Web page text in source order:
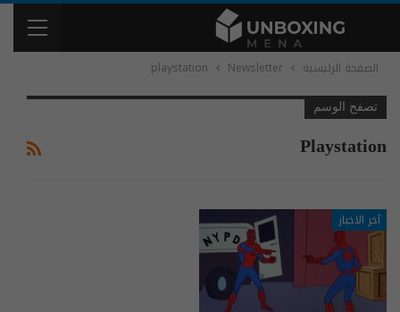
الصفحة الرئيسية Newsletter
playstation
تصفح الوسم
Playstation
آخر الاخبار